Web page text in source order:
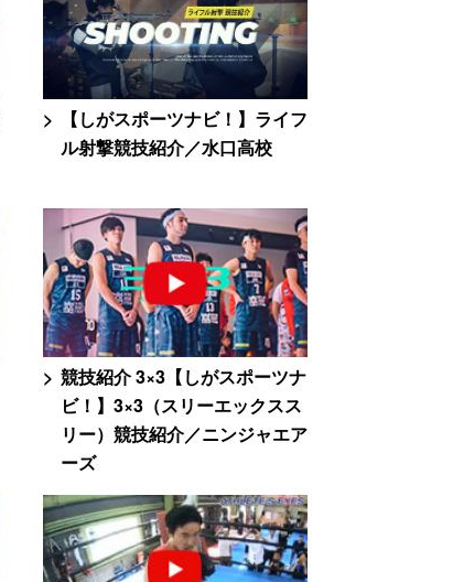
【しがスポーツナビ！】ライフ
ル射撃競技紹介／水口高校
競技紹介 3×3【しがスポーツナ
ビ！】3×3（スリーエックスス
リー）競技紹介／ニンジャエア
ーズ